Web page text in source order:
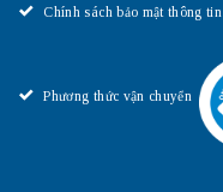
Chính sách bảo mật thông tin
Phương thức vận chuyển